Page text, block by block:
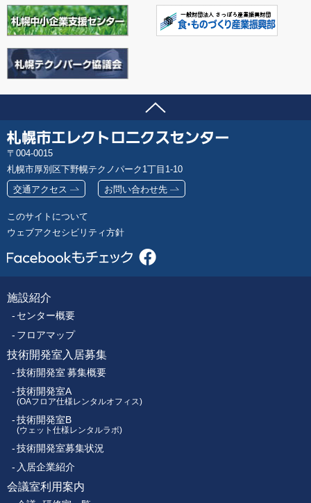
ページの先頭へ
問い合わせ先
郵
便
番
号
004-0015
札幌市厚別区下野幌テクノパーク1丁目1-10
交通アクセス
お問い合わせ先
このサイトについて
ウェブアクセシビリティ方針
フ
ッ
タ
ー
メ
ニ
ュ
施設紹介
センター概要
フロアマップ
技術開発室入居募集
技術開発室 募集概要
技術開発室A
(OAフロア仕様レンタルオフィス)
技術開発室B
(ウェット仕様レンタルラボ)
技術開発室募集状況
入居企業紹介
会議室利用案内